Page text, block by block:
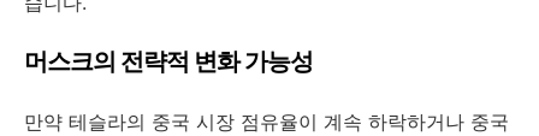
머스크의 전략적 변화 가능성
만약 테슬라의 중국 시장 점유율이 계속 하락하거나 중국